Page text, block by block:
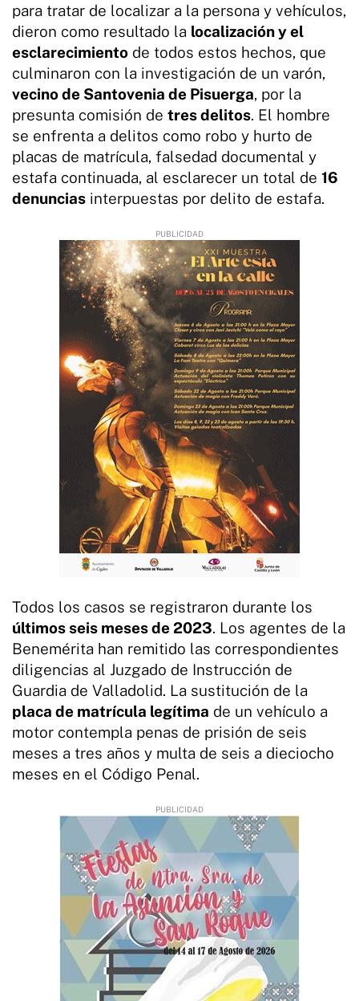
para tratar de localizar a la persona y vehículos,
dieron como resultado la localización y el
esclarecimiento de todos estos hechos, que
culminaron con la investigación de un varón,
vecino de Santovenia de Pisuerga, por la
presunta comisión de tres delitos. El hombre
se enfrenta a delitos como robo y hurto de
placas de matrícula, falsedad documental y
estafa continuada, al esclarecer un total de 16
denuncias interpuestas por delito de estafa.
Todos los casos se registraron durante los
últimos seis meses de 2023. Los agentes de la
Benemérita han remitido las correspondientes
diligencias al Juzgado de Instrucción de
Guardia de Valladolid. La sustitución de la
placa de matrícula legítima de un vehículo a
motor contempla penas de prisión de seis
meses a tres años y multa de seis a dieciocho
meses en el Código Penal.